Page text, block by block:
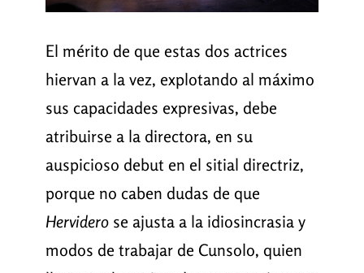
El mérito de que estas dos actrices
hiervan a la vez, explotando al máximo
sus capacidades expresivas, debe
atribuirse a la directora, en su
auspicioso debut en el sitial directriz,
porque no caben dudas de que
Herviderose ajusta a la idiosincrasia y
modos de trabajar de Cunsolo, quien